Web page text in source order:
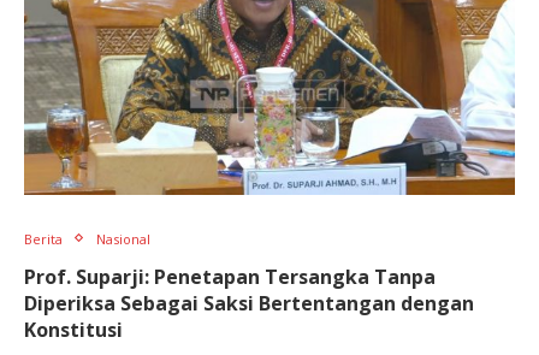
Berita Nasional
Prof. Suparji: Penetapan Tersangka Tanpa
Diperiksa Sebagai Saksi Bertentangan dengan
Konstitusi